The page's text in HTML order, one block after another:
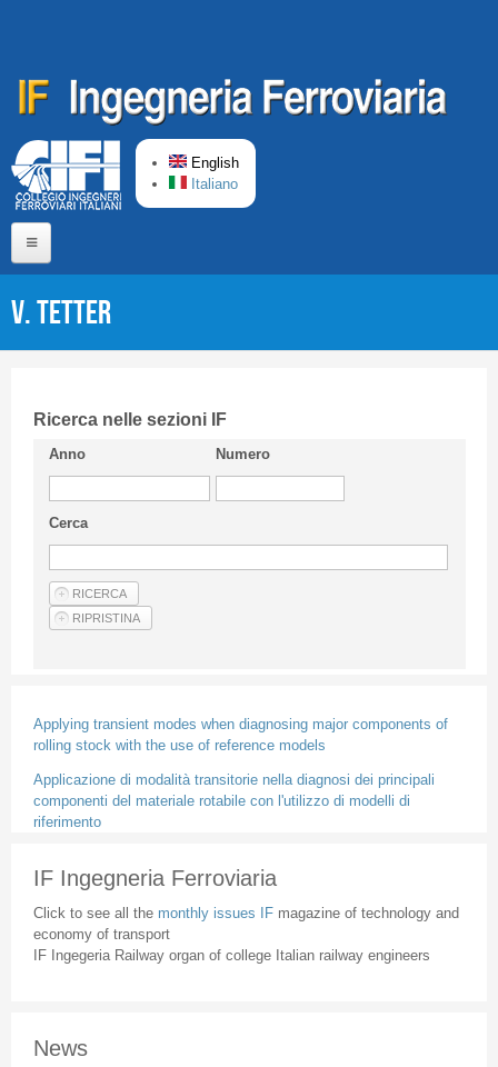
English
Italiano
Short presentation CIFI
Guideline
Privacy & Policy
Articles
V. Tetter
Ricerca nelle sezioni IF
Anno Numero
Cerca
Applying transient modes when diagnosing major components of
rolling stock with the use of reference models
Applicazione di modalità transitorie nella diagnosi dei principali
componenti del materiale rotabile con l'utilizzo di modelli di
riferimento
IF Ingegneria Ferroviaria
Click to see all the monthly issues IF magazine of technology and
economy of transport
IF Ingegeria Railway organ of college Italian railway engineers
News